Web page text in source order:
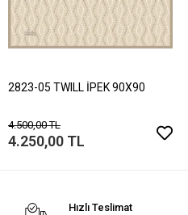
2823-05 TWILL İPEK 90X90
4.500,00 TL
4.250,00 TL
Hızlı Teslimat